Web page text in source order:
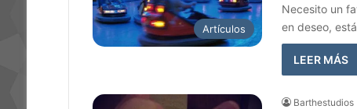
Artículos
Necesito un
en deseo,
LEER MÁS
Barthestudios